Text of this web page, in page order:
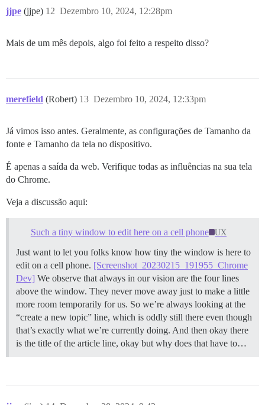
jjpe (jjpe) Dezembro 10, 2024, 12:28pm
12
Mais de um mês depois, algo foi feito a respeito disso?
merefield (Robert) Dezembro 10, 2024, 12:33pm
13
Já vimos isso antes. Geralmente, as configurações de Tamanho da
fonte e Tamanho da tela no dispositivo.
É apenas a saída da web. Verifique todas as influências na sua tela
do Chrome.
Veja a discussão aqui:
Such a tiny window to edit here on a cell phone UX
Just want to let you folks know how tiny the window is here to
edit on a cell phone. [Screenshot_20230215_191955_Chrome
Dev] We observe that always in our vision are the four lines
above the window. They never move away just to make a little
more room temporarily for us. So we’re always looking at the
“create a new topic” line, which is oddly still there even though
that’s exactly what we’re currently doing. And then okay there
is the title of the article line, okay but why does that have to…